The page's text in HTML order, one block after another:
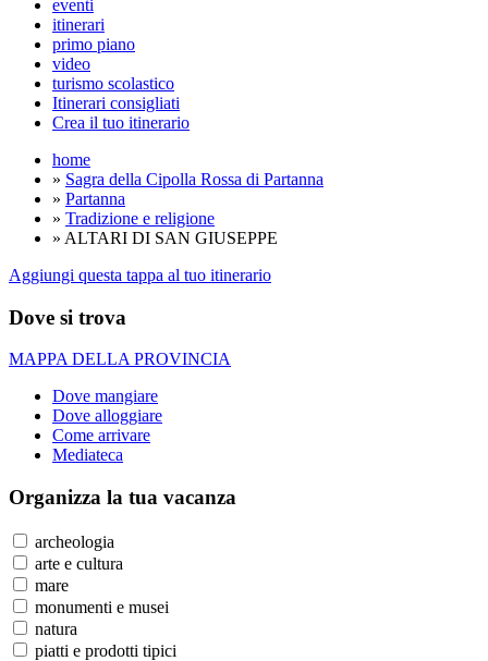
eventi
itinerari
primo piano
video
turismo scolastico
Itinerari consigliati
Crea il tuo itinerario
home
» Sagra della Cipolla Rossa di Partanna
» Partanna
» Tradizione e religione
» ALTARI DI SAN GIUSEPPE
Aggiungi questa tappa al tuo itinerario
Dove si trova
MAPPA DELLA PROVINCIA
Dove mangiare
Dove alloggiare
Come arrivare
Mediateca
Organizza la tua vacanza
archeologia
arte e cultura
mare
monumenti e musei
natura
piatti e prodotti tipici